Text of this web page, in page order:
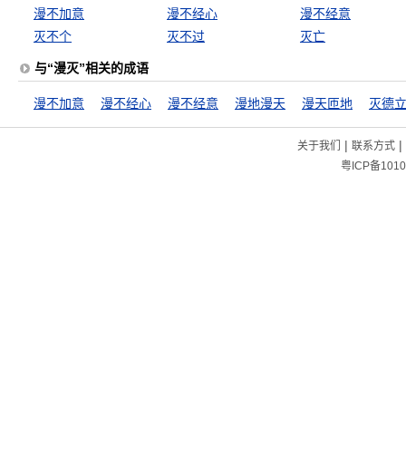
漫不加意 漫不经心
漫不经意
灭不个
灭不过 灭亡
与“漫灭”相关的成语
漫不加意 漫不经心 漫不经意 漫地漫天 漫天匝地 灭德
关于我们 | 联系方式|
粤ICP备